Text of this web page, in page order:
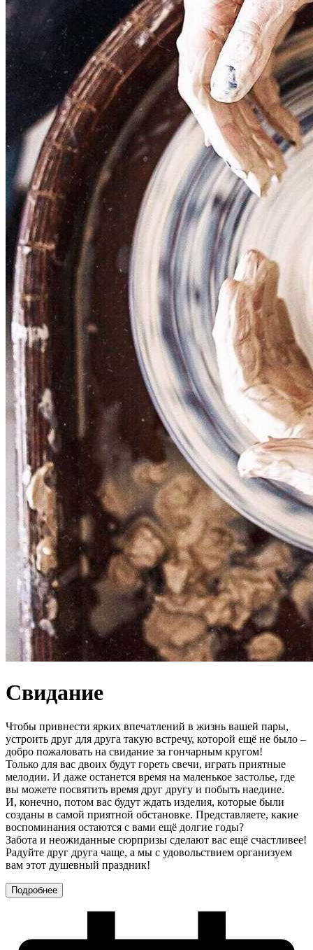
Свидание
Чтобы привнести ярких впечатлений в жизнь вашей пары,
устроить друг для друга такую встречу, которой ещё не было –
добро пожаловать на свидание за гончарным кругом!
Только для вас двоих будут гореть свечи, играть приятные
мелодии. И даже останется время на маленькое застолье, где
вы можете посвятить время друг другу и побыть наедине.
И, конечно, потом вас будут ждать изделия, которые были
созданы в самой приятной обстановке. Представляете, какие
воспоминания остаются с вами ещё долгие годы?
Забота и неожиданные сюрпризы сделают вас ещё счастливее!
Радуйте друг друга чаще, а мы с удовольствием организуем
вам этот душевный праздник!
Подробнее